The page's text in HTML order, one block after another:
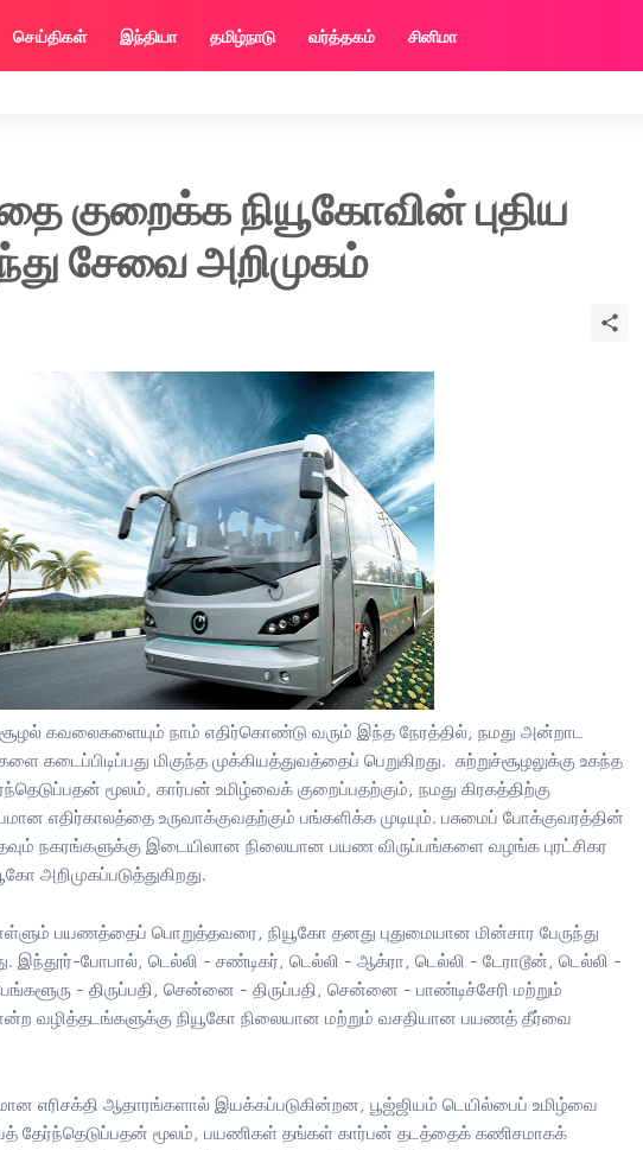
செய்திகள் இந்தியா தமிழ்நாடு வர்த்தகம் சினிமா
குறைக்க நியூகோவின் புதிய
சேவை அறிமுகம்
கவலைகளையும் நாம் எதிர்கொண்டு வரும் இந்த நேரத்தில், நமது அன்றாட
மிகுந்த முக்கியத்துவத்தைப் பெறுகிறது. சுற்றுச்சூழலுக்கு உகந்த
மூலம், கார்பன் உமிழ்வைக் குறைப்பதற்கும், நமது கிரகத்திற்கு
எதிர்காலத்தை உருவாக்குவதற்கும் பங்களிக்க முடியும். பசுமைப் போக்குவரத்தின்
நகரங்களுக்கு இடையிலான நிலையான பயண விருப்பங்களை வழங்க புரட்சிகர
அறிமுகப்படுத்துகிறது.
பயணத்தைப் பொறுத்தவரை, நியூகோ தனது புதுமையான மின்சார பேருந்து
இந்தூர்-போபால், டெல்லி - சண்டிகர், டெல்லி - ஆக்ரா, டெல்லி - டேராடூன், டெல்லி -
- திருப்பதி, சென்னை - திருப்பதி, சென்னை - பாண்டிச்சேரி மற்றும்
வழித்தடங்களுக்கு நியூகோ நிலையான மற்றும் வசதியான பயணத் தீர்வை
எரிசக்தி ஆதாரங்களால் இயக்கப்படுகின்றன, பூஜ்ஜியம் டெயில்பைப் உமிழ்வை
தேர்ந்தெடுப்பதன் மூலம், பயணிகள் தங்கள் கார்பன் தடத்தைக் கணிசமாகக்